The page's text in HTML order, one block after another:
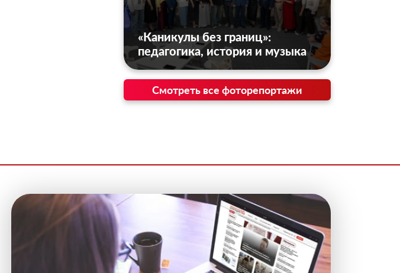
«Каникулы без границ»:
педагогика, история и музыка
Смотреть все фоторепортажи